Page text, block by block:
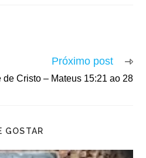
Próximo post
de Cristo – Mateus 15:21 ao 28
GOSTAR